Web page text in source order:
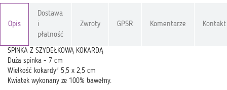
Opis
Dostawa
i
płatność
Zwroty GPSR Komentarze Kontakt
SPINKA Z SZYDEŁKOWĄ KOKARDĄ
Duża spinka - 7 cm
Wielkość kokardy" 5,5 x 2,5 cm
Kwiatek wykonany ze 100% bawełny.